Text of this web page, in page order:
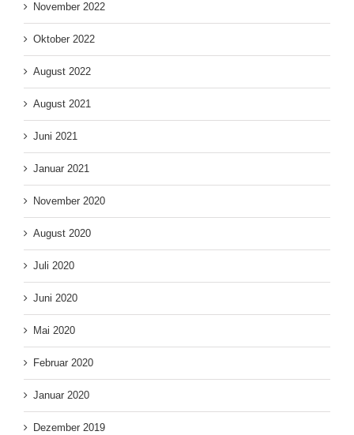
November 2022
Oktober 2022
August 2022
August 2021
Juni 2021
Januar 2021
November 2020
August 2020
Juli 2020
Juni 2020
Mai 2020
Februar 2020
Januar 2020
Dezember 2019